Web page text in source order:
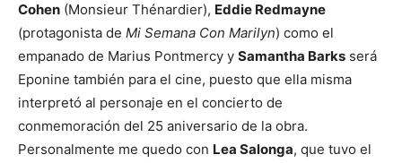
Cohen (Monsieur Thénardier), Eddie Redmayne
(protagonista de Mi Semana Con Marilyn) como el
empanado de Marius Pontmercy y Samantha Barks será
Eponine también para el cine, puesto que ella misma
interpretó al personaje en el concierto de
conmemoración del 25 aniversario de la obra.
Personalmente me quedo con Lea Salonga, que tuvo el